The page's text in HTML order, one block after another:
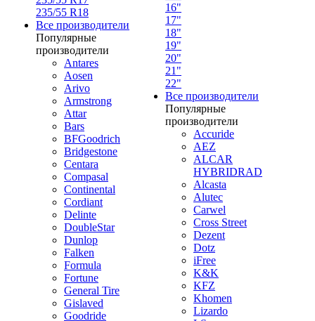
235/55 R18
Все производители
Популярные
производители
Antares
Aosen
Arivo
Armstrong
Attar
Bars
BFGoodrich
Bridgestone
Centara
Compasal
Continental
Cordiant
Delinte
DoubleStar
Dunlop
Falken
Formula
Fortune
General Tire
Gislaved
Goodride
16"
17"
18"
19"
20"
21"
22"
Все производители
Популярные
производители
Accuride
AEZ
ALCAR
HYBRIDRAD
Alcasta
Alutec
Carwel
Cross Street
Dezent
Dotz
iFree
K&K
KFZ
Khomen
Lizardo